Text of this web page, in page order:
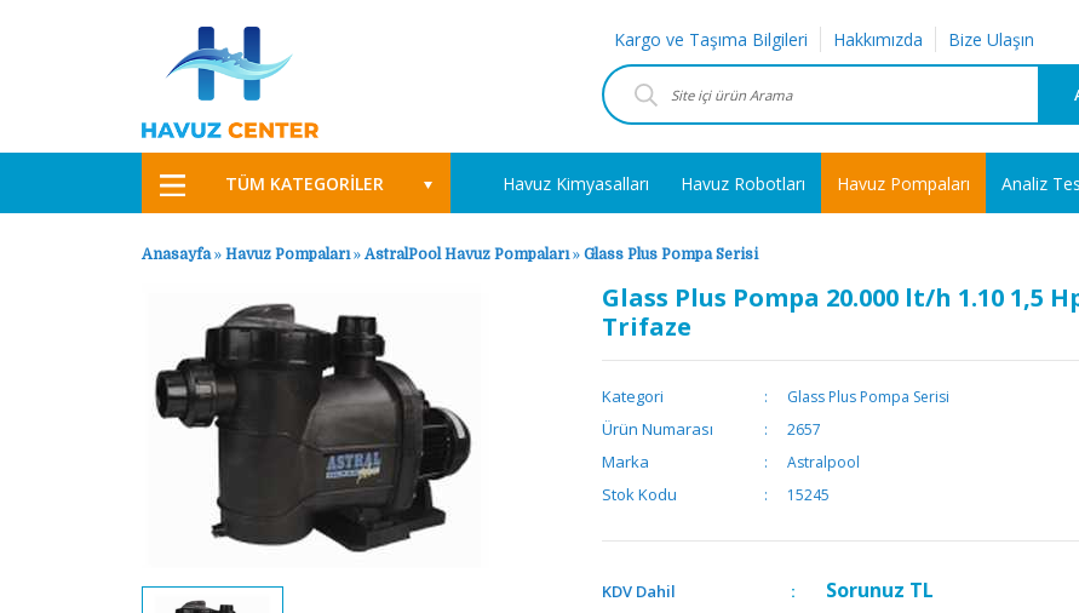
Kargo ve Taşıma Bilgileri Hakkımızda Bize Ulaşın
TÜM KATEGORİLER Havuz Kimyasalları Havuz Robotları Havuz Pompaları Analiz
Anasayfa» Havuz Pompaları» AstralPool Havuz Pompaları» Glass Plus Pompa Serisi
Glass Plus Pompa 20.000 lt/h 1.10 1,5
Trifaze
Kategori Glass Plus Pompa Serisi
Ürün Numarası 2657
Marka Astralpool
Stok Kodu 15245
KDV Dahil Sorunuz TL